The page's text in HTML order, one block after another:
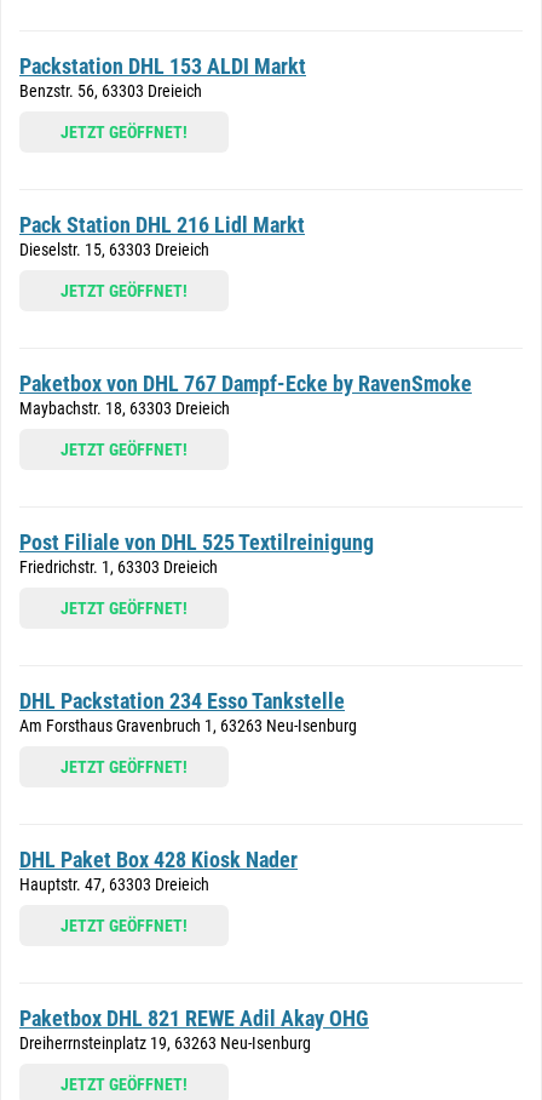
Packstation DHL 153 ALDI Markt
Benzstr. 56, 63303 Dreieich
JETZT GEÖFFNET!
Pack Station DHL 216 Lidl Markt
Dieselstr. 15, 63303 Dreieich
JETZT GEÖFFNET!
Paketbox von DHL 767 Dampf-Ecke by RavenSmoke
Maybachstr. 18, 63303 Dreieich
JETZT GEÖFFNET!
Post Filiale von DHL 525 Textilreinigung
Friedrichstr. 1, 63303 Dreieich
JETZT GEÖFFNET!
DHL Packstation 234 Esso Tankstelle
Am Forsthaus Gravenbruch 1, 63263 Neu-Isenburg
JETZT GEÖFFNET!
DHL Paket Box 428 Kiosk Nader
Hauptstr. 47, 63303 Dreieich
JETZT GEÖFFNET!
Paketbox DHL 821 REWE Adil Akay OHG
Dreiherrnsteinplatz 19, 63263 Neu-Isenburg
JETZT GEÖFFNET!